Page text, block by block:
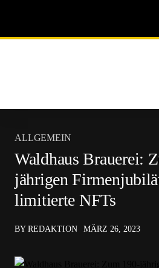
ALLGEMEIN
Waldhaus Brauerei:
jährigen
limitierte NFTs
BY REDAKTION MÄRZ 26, 2023